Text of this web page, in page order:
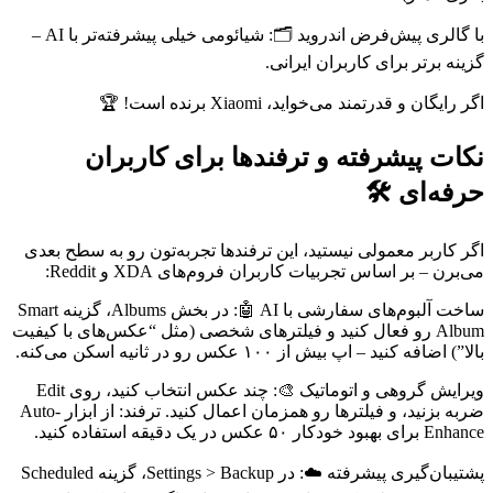
با گالری پیش‌فرض اندروید 🗂️: شیائومی خیلی پیشرفته‌تر با AI –
گزینه برتر برای کاربران ایرانی.
اگر رایگان و قدرتمند می‌خواید، Xiaomi برنده است! 🏆
نکات پیشرفته و ترفندها برای کاربران
حرفه‌ای 🛠️
اگر کاربر معمولی نیستید، این ترفندها تجربه‌تون رو به سطح بعدی
می‌برن – بر اساس تجربیات کاربران فروم‌های XDA و Reddit:
ساخت آلبوم‌های سفارشی با AI 🤖: در بخش Albums، گزینه Smart
Album رو فعال کنید و فیلترهای شخصی (مثل “عکس‌های با کیفیت
بالا”) اضافه کنید – اپ بیش از ۱۰۰ عکس رو در ثانیه اسکن می‌کنه.
ویرایش گروهی و اتوماتیک 🎨: چند عکس انتخاب کنید، روی Edit
ضربه بزنید، و فیلترها رو همزمان اعمال کنید. ترفند: از ابزار Auto-
Enhance برای بهبود خودکار ۵۰ عکس در یک دقیقه استفاده کنید.
پشتیبان‌گیری پیشرفته ☁️: در Settings > Backup، گزینه Scheduled